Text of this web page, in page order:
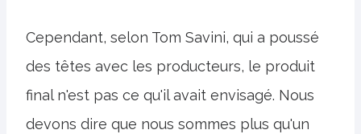
Cependant, selon Tom Savini, qui a poussé
des têtes avec les producteurs, le produit
final n'est pas ce qu'il avait envisagé. Nous
devons dire que nous sommes plus qu'un